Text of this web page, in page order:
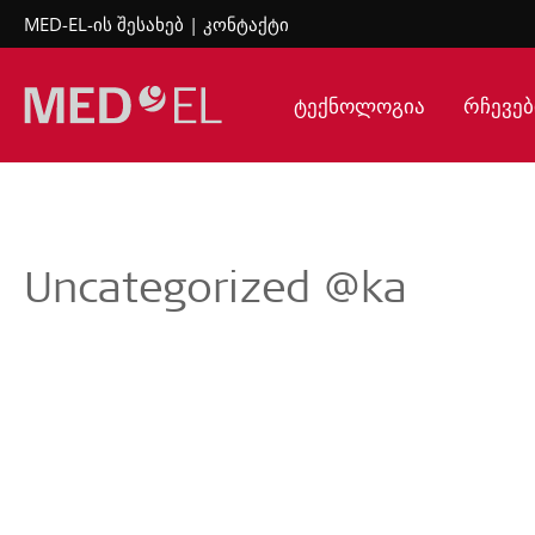
MED-EL-ის შესახებ კონტაქტი
ტექნოლოგია
Uncategorized @ka